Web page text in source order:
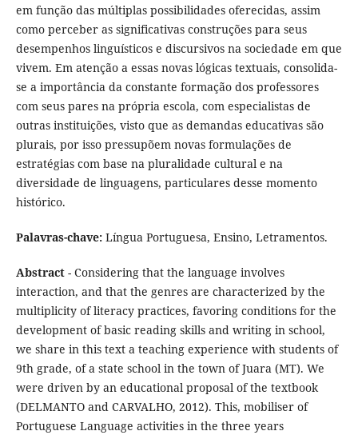
em função das múltiplas possibilidades oferecidas, assim
como perceber as significativas construções para seus
desempenhos linguísticos e discursivos na sociedade em que
vivem. Em atenção a essas novas lógicas textuais, consolida-
se a importância da constante formação dos professores
com seus pares na própria escola, com especialistas de
outras instituições, visto que as demandas educativas são
plurais, por isso pressupõem novas formulações de
estratégias com base na pluralidade cultural e na
diversidade de linguagens, particulares desse momento
histórico.
Palavras-chave: Língua Portuguesa, Ensino, Letramentos.
Abstract - Considering that the language involves
interaction, and that the genres are characterized by the
multiplicity of literacy practices, favoring conditions for the
development of basic reading skills and writing in school,
we share in this text a teaching experience with students of
9th grade, of a state school in the town of Juara (MT). We
were driven by an educational proposal of the textbook
(DELMANTO and CARVALHO, 2012). This, mobiliser of
Portuguese Language activities in the three years